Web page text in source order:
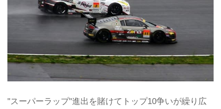
"スーパーラップ"進出を賭けてトップ10争いが繰り広